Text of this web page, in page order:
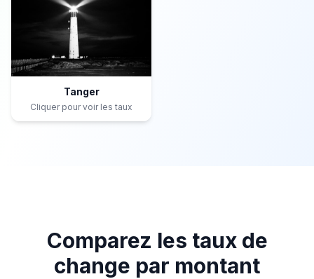
Tanger
Cliquer pour voir les taux
Comparez les taux de
change par montant